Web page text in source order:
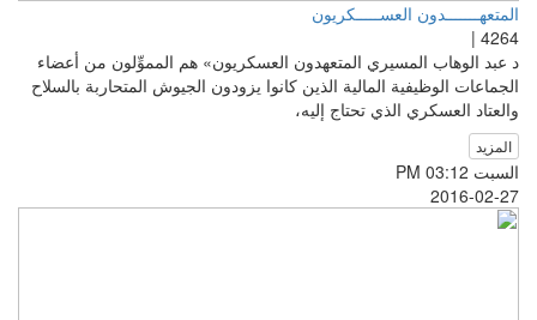
المتعهـــــــدون العســـــكريون
4264 |
د عبد الوهاب المسيري المتعهدون العسكريون» هم المموِّلون من أعضاء
الجماعات الوظيفية المالية الذين كانوا يزودون الجيوش المتحاربة بالسلاح
والعتاد العسكري الذي تحتاج إليه،
المزيد
السبت PM 03:12
2016-02-27